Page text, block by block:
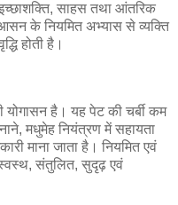
साहस तथा आंतरिक
के नियमित अभ्यास से व्यक्ति
होती है।
है। यह पेट की चर्बी कम
मधुमेह नियंत्रण में सहायता
माना जाता है। नियमित एवं
स्वस्थ, संतुलित, सुदृढ़ एवं